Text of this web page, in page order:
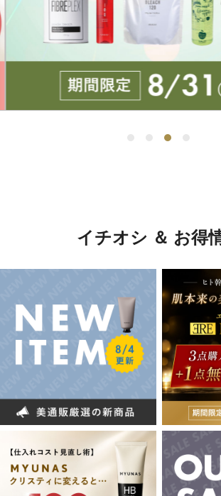
イチオシ ＆ お得